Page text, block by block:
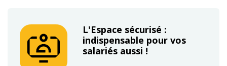
L'Espace sécurisé :
indispensable pour vos
salariés aussi !